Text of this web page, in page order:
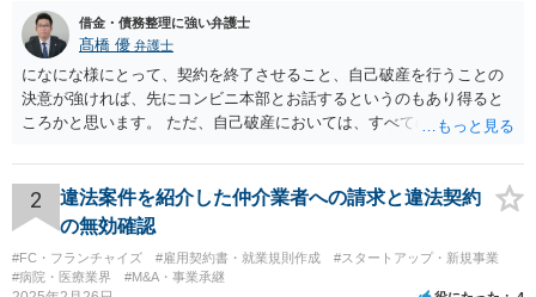
借金・債務整理に強い弁護士
髙橋 優 弁護士
になにな様にとって、契約を終了させること、自己破産を行うことの
決意が強ければ、先にコンビニ本部とお話するというのもあり得ると
ころかと思います。 ただ、自己破産においては、すべての債権者を公
扱うことが出来ないという点や財産の移転内容や時期によっては取り
戻す必要が出てくる等一定のリスクもございますので、もし契約を継
続するという選択肢がおありであれば、先に自己破産の相談というの
が適切かと思われます。 契約解約のご意思が固いところであれば、リ
スクを踏まえて進むしかないかと思いますので、本部との話が先であ
っても問題ないかと思います。
2
違法案件を紹介した仲介業者への請求と違法契約
の無効確認
#FC・フランチャイズ #雇用契約書・就業規則作成
#スタートアップ・新規事業
#病院・医療業界
#M&A・事業承継